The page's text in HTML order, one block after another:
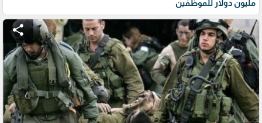
مليون دولار للموظفين
share